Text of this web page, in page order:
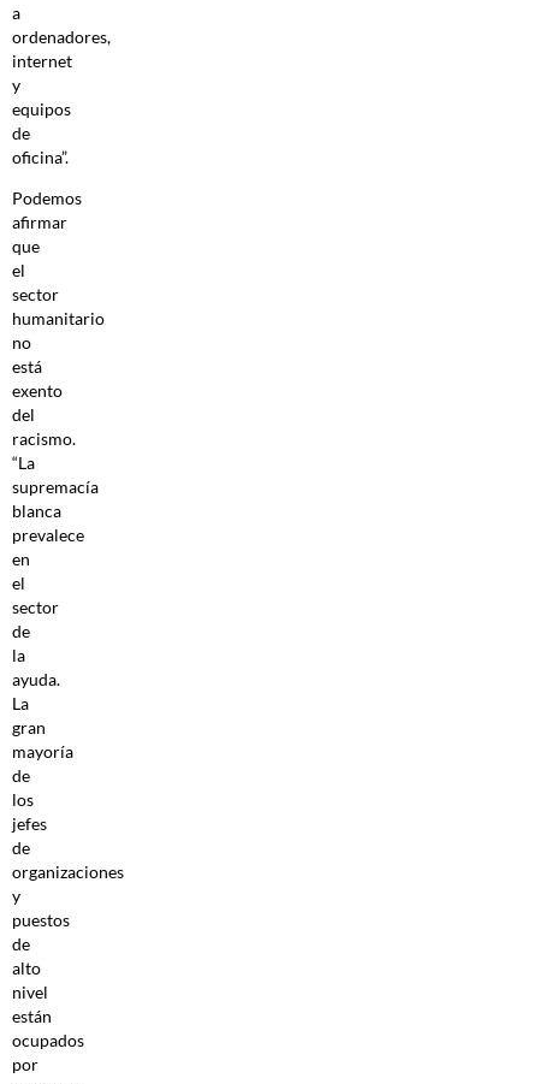
a
ordenadores,
internet
y
equipos
de
oficina”.
Podemos
afirmar
que
el
sector
humanitario
no
está
exento
del
racismo.
“La
supremacía
blanca
prevalece
en
el
sector
de
la
ayuda.
La
gran
mayoría
de
los
jefes
de
organizaciones
y
puestos
de
alto
nivel
están
ocupados
por